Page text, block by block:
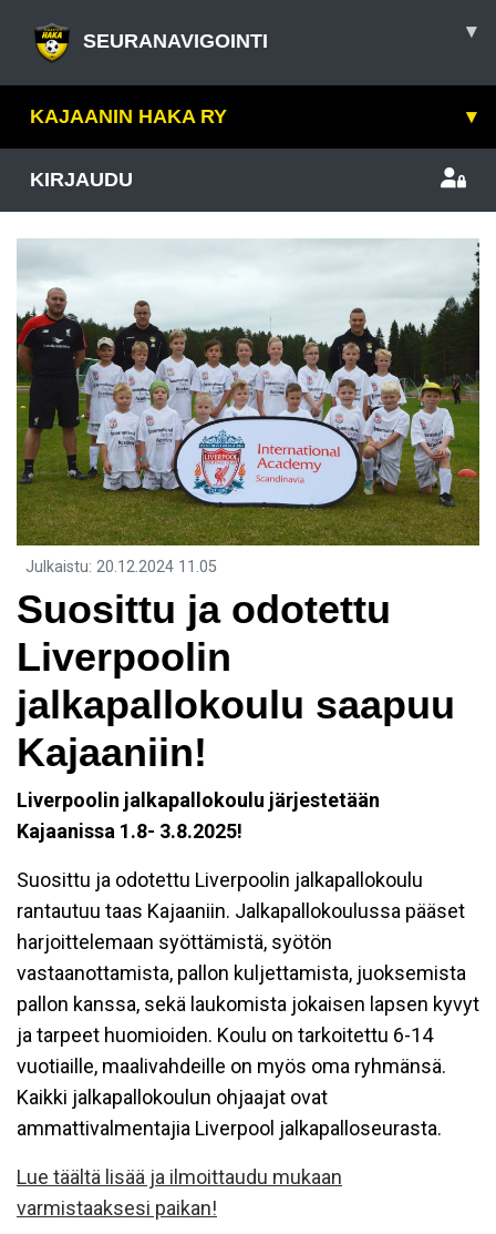
SEURANAVIGOINTI ▾
KAJAANIN HAKA RY ▾
KIRJAUDU
Julkaistu: 20.12.2024 11.05
Suosittu ja odotettu
Liverpoolin
jalkapallokoulu saapuu
Kajaaniin!
Liverpoolin jalkapallokoulu järjestetään
Kajaanissa 1.8- 3.8.2025!
Suosittu ja odotettu Liverpoolin jalkapallokoulu
rantautuu taas Kajaaniin. Jalkapallokoulussa pääset
harjoittelemaan syöttämistä, syötön
vastaanottamista, pallon kuljettamista, juoksemista
pallon kanssa, sekä laukomista jokaisen lapsen kyvyt
ja tarpeet huomioiden. Koulu on tarkoitettu 6-14
vuotiaille, maalivahdeille on myös oma ryhmänsä.
Kaikki jalkapallokoulun ohjaajat ovat
ammattivalmentajia Liverpool jalkapalloseurasta.
Lue täältä lisää ja ilmoittaudu mukaan
varmistaaksesi paikan!